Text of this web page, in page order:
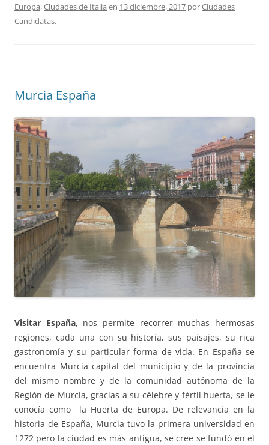
Europa,Ciudades de Italia en 13 diciembre, 2017 porCiudades
Candidatas.
Murcia España
Visitar España, nos permite recorrer muchas hermosas
regiones, cada una con su historia, sus paisajes, su rica
gastronomía y su particular forma de vida. En España se
encuentra Murcia capital del municipio y de la provincia
del mismo nombre y de la comunidad autónoma de la
Región de Murcia, gracias a su célebre y fértil huerta, se le
conocía como la Huerta de Europa. De relevancia en la
historia de España, Murcia tuvo la primera universidad en
1272 pero la ciudad es más antigua, se cree se fundó en el